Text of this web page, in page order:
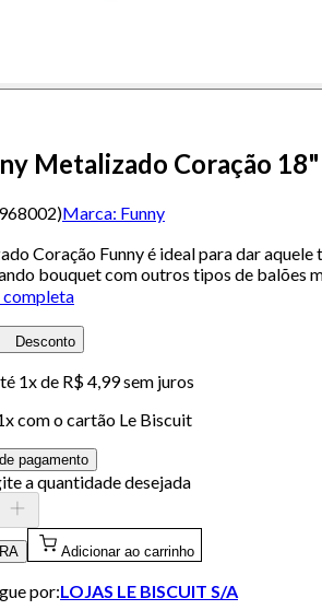
Metalizado Coração
)Marca: Funny
Coração Funny é ideal para dar
bouquet com outros tipos de balões
Desconto
1x de R$ 4,99sem juros
x com o cartão Le Biscuit
pagamento
a quantidade desejada
Adicionar ao carrinho
por:LOJAS LE BISCUIT S/A